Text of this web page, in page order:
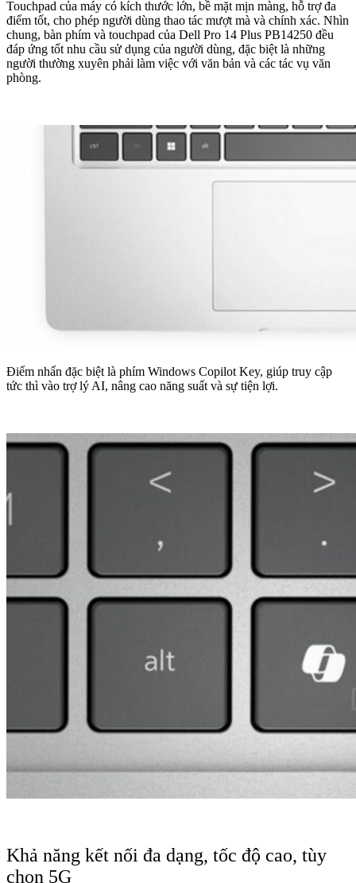
Touchpad của máy có kích thước lớn, bề mặt mịn màng, hỗ trợ đa
điểm tốt, cho phép người dùng thao tác mượt mà và chính xác. Nhìn
chung, bàn phím và touchpad của Dell Pro 14 Plus PB14250 đều
đáp ứng tốt nhu cầu sử dụng của người dùng, đặc biệt là những
người thường xuyên phải làm việc với văn bản và các tác vụ văn
phòng.
Điểm nhấn đặc biệt là phím Windows Copilot Key, giúp truy cập
tức thì vào trợ lý AI, nâng cao năng suất và sự tiện lợi.
Khả năng kết nối đa dạng, tốc độ cao, tùy
chọn 5G